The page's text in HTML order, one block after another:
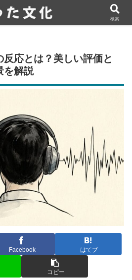
応とは？美しい評価と
を解説
Facebook はてブ
コピー
検索